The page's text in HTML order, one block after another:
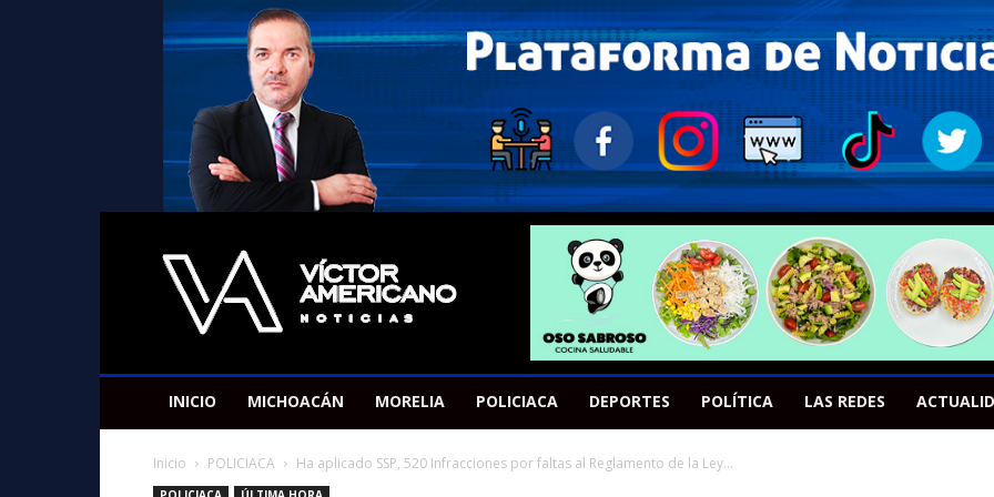
Americano
Victor
INICIO MICHOACÁN MORELIA POLICIACA DEPORTES POLÍTICA LAS REDES
Inicio POLICIACA Ha aplicado SSP, 520 Infracciones por faltas al Reglamento de la Ley...